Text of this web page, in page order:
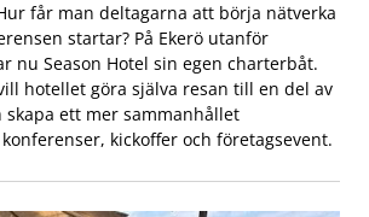
får man deltagarna att börja nätverka
startar? På Ekerö utanför
nu Season Hotel sin egen charterbåt.
hotellet göra själva resan till en del av
skapa ett mer sammanhållet
kickoffer och företagsevent.